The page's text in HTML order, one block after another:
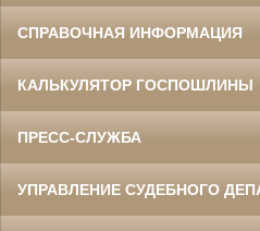
СПРАВОЧНАЯ ИНФОРМАЦИЯ
КАЛЬКУЛЯТОР ГОСПОШЛИНЫ
ПРЕСС-СЛУЖБА
УПРАВЛЕНИЕ СУДЕБНОГО